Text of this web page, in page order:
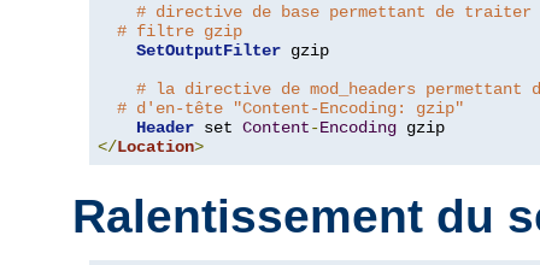
# directive de base permettant de
# filtre gzip
SetOutputFilter gzip
# la directive de mod_headers permettant
# d'en-tête "Content-Encoding: gzip"
Header set Content-Encoding
</Location>
Ralentissement du